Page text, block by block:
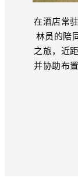
在酒店常
林员的陪
之旅，近
并协助布